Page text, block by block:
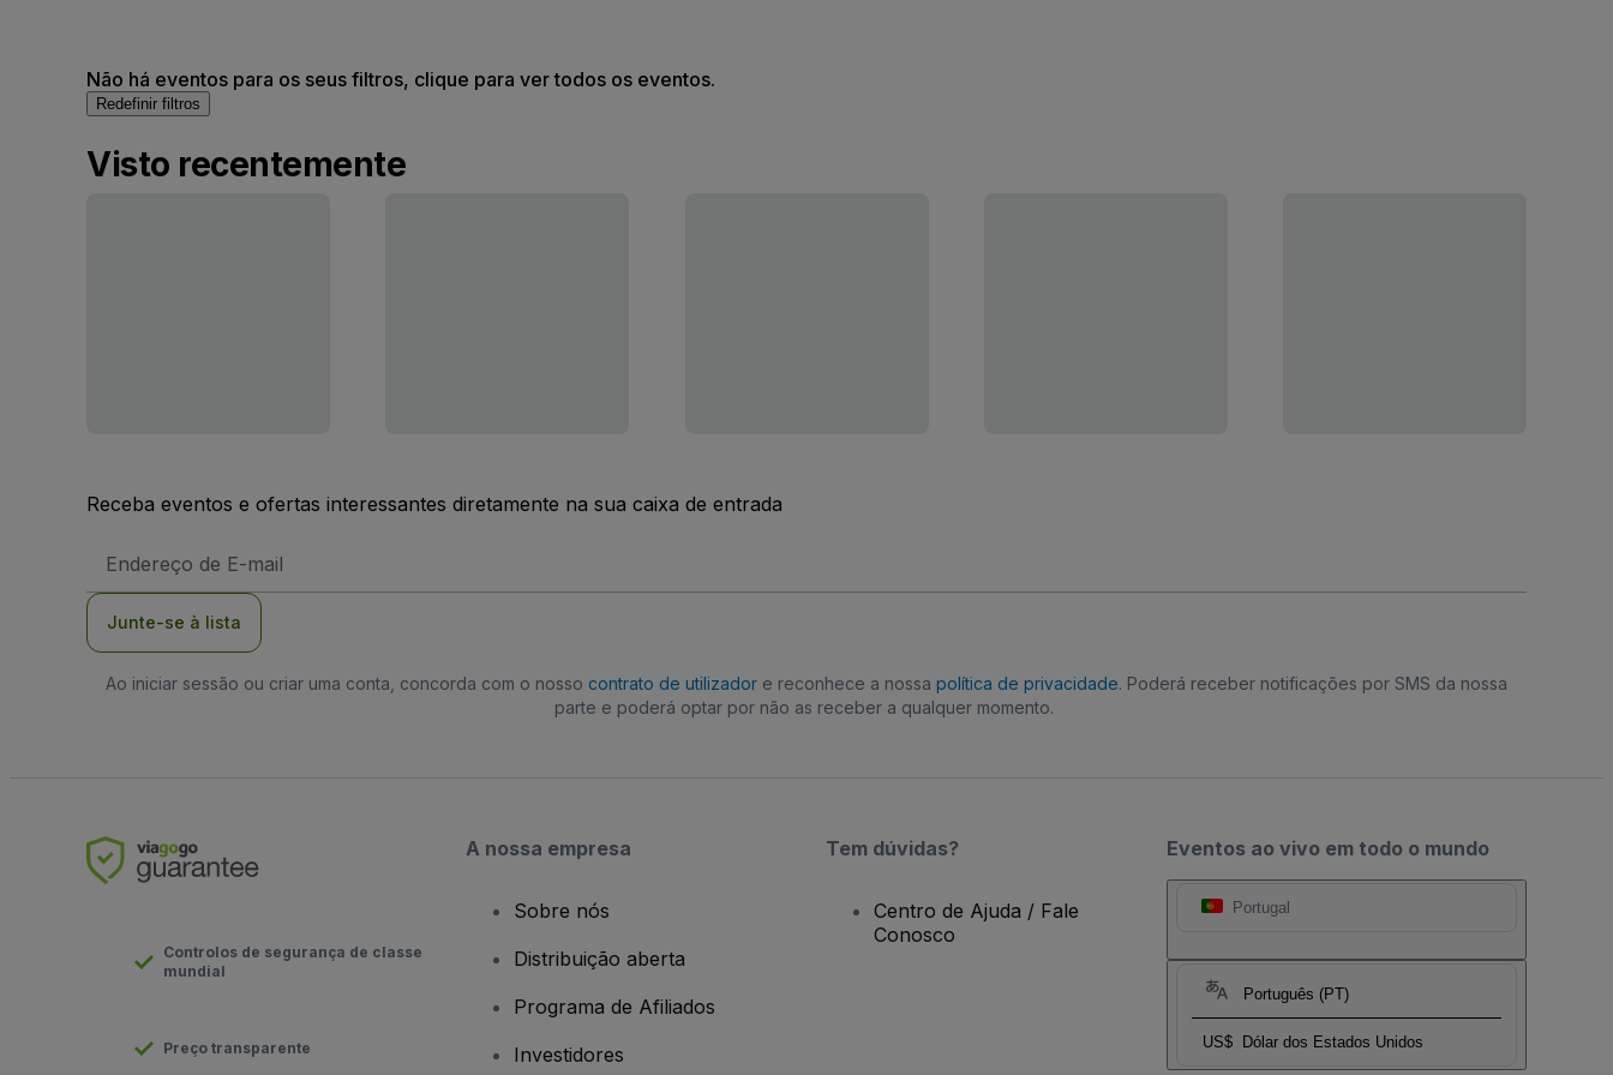
Não há eventos para os seus filtros, clique para ver todos os eventos.
Redefinir filtros
Visto recentemente
Receba eventos e ofertas interessantes diretamente na sua caixa de entrada
de
Junte-se à lista
Ao iniciar sessão ou criar uma conta, concorda com o nosso contrato de utilizador e reconhece a nossa política de privacidade. Poderá receber notificações por SMS da nossa
parte e poderá optar por não as receber a qualquer momento.
Eventos ao vivo em todo o mundo
Portugal
Português (PT)
US$ Dólar dos Estados Unidos
Controlos de segurança de classe
mundial
Preço transparente
A nossa empresa
Sobre nós
Distribuição aberta
Programa de Afiliados
Investidores
Tem dúvidas?
Centro de Ajuda / Fale
Conosco